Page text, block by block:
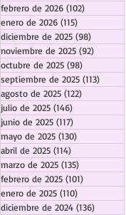
febrero de 2026 (102)
enero de 2026 (115)
diciembre de 2025 (98)
noviembre de 2025 (92)
octubre de 2025 (98)
septiembre de 2025 (113)
agosto de 2025 (122)
julio de 2025 (146)
junio de 2025 (117)
mayo de 2025 (130)
abril de 2025 (114)
marzo de 2025 (135)
febrero de 2025 (101)
enero de 2025 (110)
diciembre de 2024 (136)